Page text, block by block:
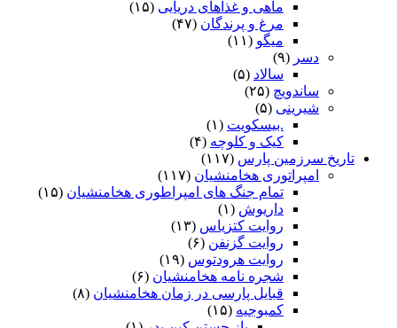
ماهی و غذاهای دریایی (۱۵)
مرغ و پرندگان (۴۷)
میگو (۱۱)
دسر (۹)
سالاد (۵)
ساندویچ (۲۵)
شیرینی (۵)
.بیسکویت (۱)
کیک و کلوچه (۴)
تاریخ سرزمین پارس (۱۱۷)
امپراتوری هخامنشیان (۱۱۷)
تمام جنگ های امپراطوری هخامنشیان (۱۵)
داریوش (۱)
روایت کتزیاس (۱۳)
روایت گزنفن (۶)
روایت هرودتوس (۱۹)
شجره نامه هخامنشیان (۶)
قبایل پارسی در زمان هخامنشیان (۸)
کمبوجیه (۱۵)